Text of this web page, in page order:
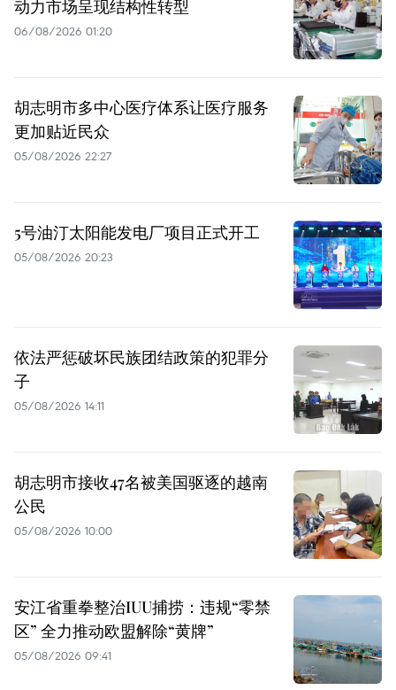
动力市场呈现结构性转型
06/08/2026 01:20
胡志明市多中心医疗体系让医疗服务
更加贴近民众
05/08/2026 22:27
5号油汀太阳能发电厂项目正式开工
05/08/2026 20:23
依法严惩破坏民族团结政策的犯罪分
子
05/08/2026 14:11
胡志明市接收47名被美国驱逐的越南
公民
05/08/2026 10:00
安江省重拳整治IUU捕捞：违规“零禁
区” 全力推动欧盟解除“黄牌”
05/08/2026 09:41